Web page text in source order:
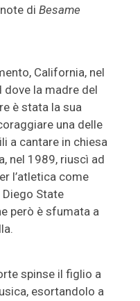
di Besame
California, nel
la madre del
è stata la sua
una delle
a cantare in chiesa
nel 1989, riuscì ad
l’atletica come
State
però è sfumata a
spinse il figlio a
esortandolo a